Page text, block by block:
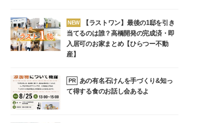
NEW
【ラストワン】最後の1邸を引き
当てるのは誰？高橋開発の完成済・即
入居可のお家まとめ【ひらつー不動
産】
PR
あの有名石けんを手づくり&知っ
て得する食のお話し会あるよ